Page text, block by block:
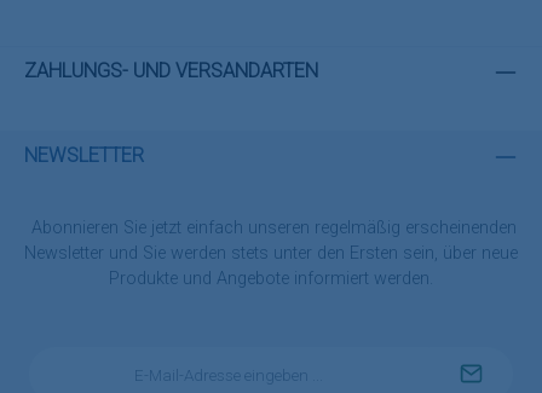
ZAHLUNGS- UND VERSANDARTEN
NEWSLETTER
Abonnieren Sie jetzt einfach unseren regelmäßig erscheinenden
Newsletter und Sie werden stets unter den Ersten sein, über neue
Produkte und Angebote informiert werden.